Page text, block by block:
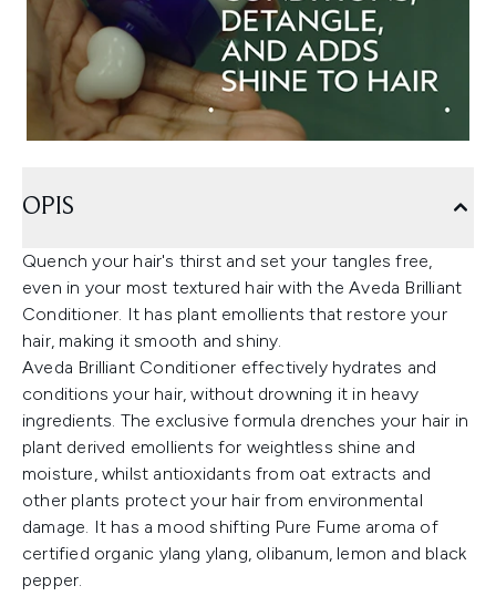
OPIS
Quench your hair's thirst and set your tangles free,
even in your most textured hair with the Aveda Brilliant
Conditioner. It has plant emollients that restore your
hair, making it smooth and shiny.
Aveda Brilliant Conditioner effectively hydrates and
conditions your hair, without drowning it in heavy
ingredients. The exclusive formula drenches your hair in
plant derived emollients for weightless shine and
moisture, whilst antioxidants from oat extracts and
other plants protect your hair from environmental
damage. It has a mood shifting Pure Fume aroma of
certified organic ylang ylang, olibanum, lemon and black
pepper.